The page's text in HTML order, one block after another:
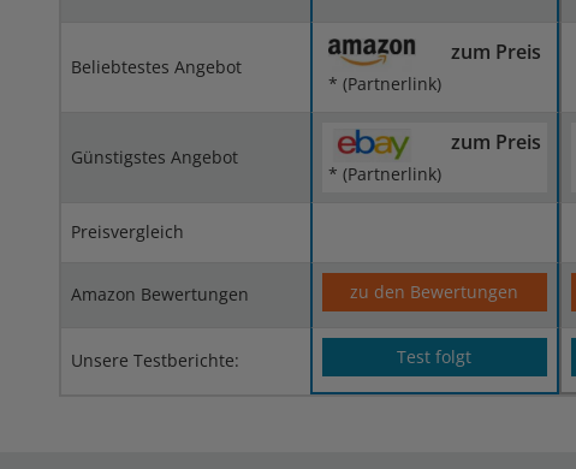
Beliebtestes Angebot
zum Preis
* (Partnerlink)
Günstigstes Angebot
zum Preis
* (Partnerlink)
Preisvergleich
Amazon Bewertungen zu den Bewertungen
Unsere Testberichte: Test folgt